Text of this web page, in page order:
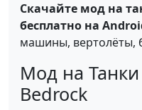
Скачайте мод на
бесплатно на
машины, вертолёты,
Мод на
Bedrock